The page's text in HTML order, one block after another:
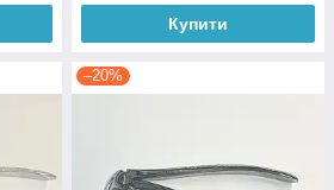
Купити
–20%